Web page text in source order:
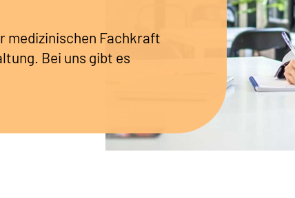
medizinischen Fachkraft
Bei uns gibt es